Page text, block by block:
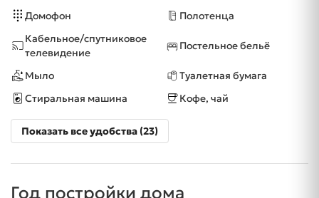
Домофон
Полотенца
Кабельное/спутниковое
телевидение
Постельное бельё
Мыло
Туалетная бумага
Стиральная машина
Кофе, чай
Показать все удобства (23)
Год постройки дома